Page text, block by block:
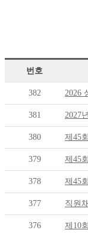
번호
382 2026
381 2027
380 제45
379 제45
378 제45
377 직원
376 제10